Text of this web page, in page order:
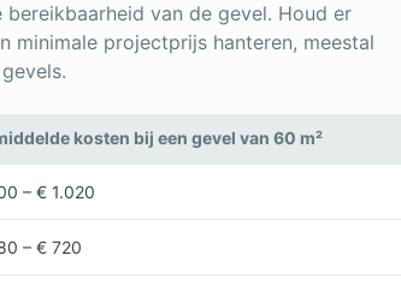
van de gevel. Houd er
minimale projectprijs hanteren, meestal
kosten bij een gevel van 60 m²
– € 1.020
– € 720